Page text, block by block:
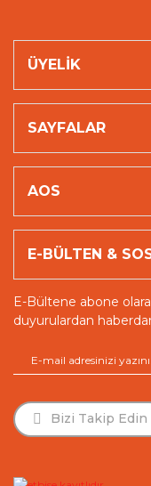
ÜYELİK
SAYFALAR
AOS
E-BÜLTEN &
E-Bültene abone
duyurulardan